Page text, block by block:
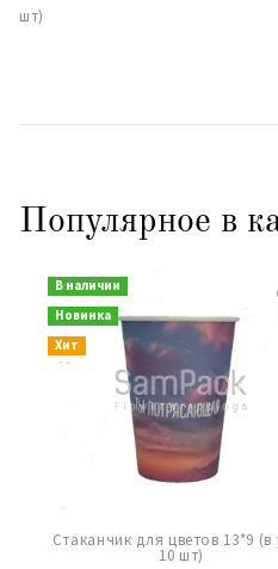
шт)
Популярное в
В наличии
Новинка
Хит
Стаканчик для цветов 13*9 (в
10 шт)